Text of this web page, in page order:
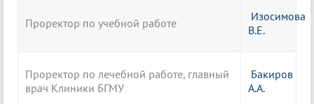
Проректор по учебной работе Изосимова
В.Е.
Проректор по лечебной работе, главный
врач Клиники БГМУ
Бакиров
А.А.